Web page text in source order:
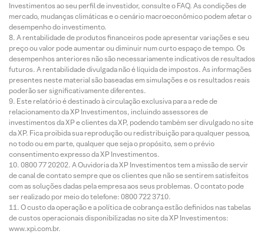
Investimentos ao seu perfil de investidor, consulte o FAQ. As condições de
mercado, mudanças climáticas e o cenário macroeconômico podem afetar o
desempenho do investimento.
A rentabilidade de produtos financeiros pode apresentar variações e seu
preço ou valor pode aumentar ou diminuir num curto espaço de tempo. Os
desempenhos anteriores não são necessariamente indicativos de resultados
futuros. A rentabilidade divulgada não é líquida de impostos. As informações
presentes neste material são baseadas em simulações e os resultados reais
poderão ser significativamente diferentes.
Este relatório é destinado à circulação exclusiva para a rede de
relacionamento da XP Investimentos, incluindo assessores de
investimentos da XP e clientes da XP, podendo também ser divulgado no site
da XP. Fica proibida sua reprodução ou redistribuição para qualquer pessoa,
no todo ou em parte, qualquer que seja o propósito, sem o prévio
consentimento expresso da XP Investimentos.
0800 77 20202. A Ouvidoria da XP Investimentos tem a missão de servir
de canal de contato sempre que os clientes que não se sentirem satisfeitos
com as soluções dadas pela empresa aos seus problemas. O contato pode
ser realizado por meio do telefone: 0800 722 3710.
O custo da operação e a política de cobrança estão definidos nas tabelas
de custos operacionais disponibilizadas no site da XP Investimentos:
www.xpi.com.br.